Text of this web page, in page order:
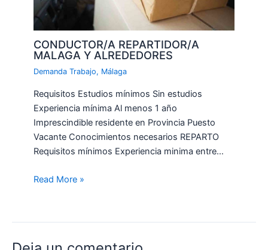
CONDUCTOR/A REPARTIDOR/A
MALAGA Y ALREDEDORES
Demanda Trabajo, Málaga
Requisitos Estudios mínimos Sin estudios
Experiencia mínima Al menos 1 año
Imprescindible residente en Provincia Puesto
Vacante Conocimientos necesarios REPARTO
Requisitos mínimos Experiencia minima entre…
Read More »